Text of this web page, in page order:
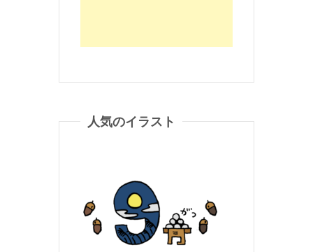
人気のイラスト